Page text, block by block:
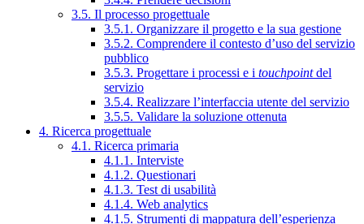
3.5. Il processo progettuale
3.5.1. Organizzare il progetto e la sua gestione
3.5.2. Comprendere il contesto d’uso del servizio
pubblico
3.5.3. Progettare i processi e i touchpointdel
servizio
3.5.4. Realizzare l’interfaccia utente del servizio
3.5.5. Validare la soluzione ottenuta
4. Ricerca progettuale
4.1. Ricerca primaria
4.1.1. Interviste
4.1.2. Questionari
4.1.3. Test di usabilità
4.1.4. Web analytics
4.1.5. Strumenti di mappatura dell’esperienza